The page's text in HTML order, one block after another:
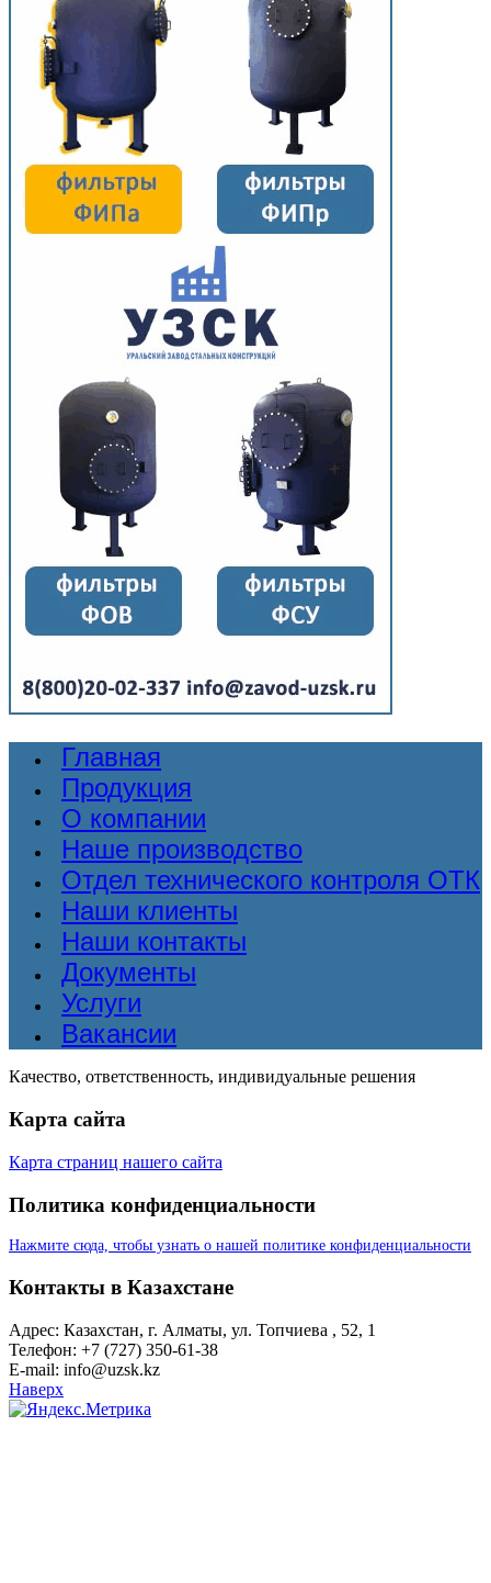
Главная
Продукция
О компании
Наше производство
Отдел технического контроля ОТК
Наши клиенты
Наши контакты
Документы
Услуги
Вакансии
Качество, ответственность, индивидуальные решения
Карта сайта
Карта страниц нашего сайта
Политика конфиденциальности
Нажмите сюда, чтобы узнать о нашей политике конфиденциальности
Контакты в Казахстане
Адрес: Казахстан, г. Алматы, ул. Топчиева , 52, 1
Телефон: +7 (727) 350-61-38
E-mail: info@uzsk.kz
Наверх